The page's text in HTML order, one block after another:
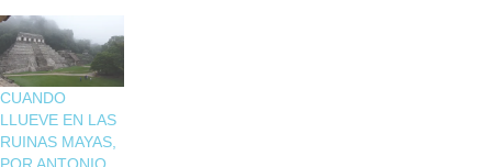
CUANDO
LLUEVE EN LAS
RUINAS MAYAS,